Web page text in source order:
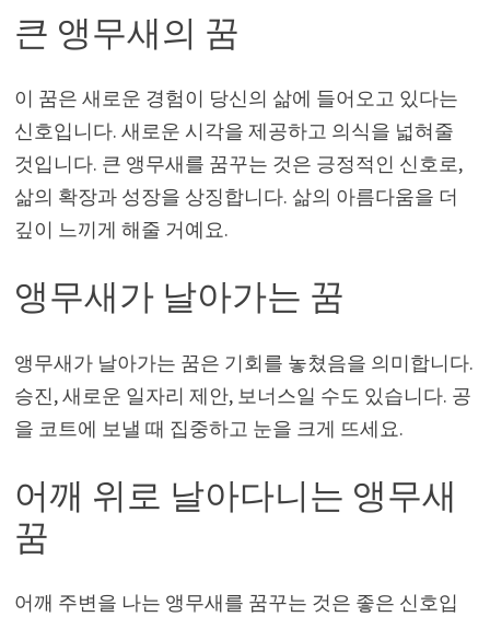
큰 앵무새의 꿈
이 꿈은 새로운 경험이 당신의 삶에 들어오고 있다는
신호입니다. 새로운 시각을 제공하고 의식을 넓혀줄
것입니다. 큰 앵무새를 꿈꾸는 것은 긍정적인 신호로,
삶의 확장과 성장을 상징합니다. 삶의 아름다움을 더
깊이 느끼게 해줄 거예요.
앵무새가 날아가는 꿈
앵무새가 날아가는 꿈은 기회를 놓쳤음을 의미합니다.
승진, 새로운 일자리 제안, 보너스일 수도 있습니다. 공
을 코트에 보낼 때 집중하고 눈을 크게 뜨세요.
어깨 위로 날아다니는 앵무새
꿈
어깨 주변을 나는 앵무새를 꿈꾸는 것은 좋은 신호입